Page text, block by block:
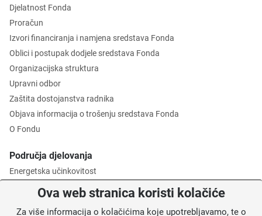
Djelatnost Fonda
Proračun
Izvori financiranja i namjena sredstava Fonda
Oblici i postupak dodjele sredstava Fonda
Organizacijska struktura
Upravni odbor
Zaštita dostojanstva radnika
Objava informacija o trošenju sredstava Fonda
O Fondu
Područja djelovanja
Energetska učinkovitost
Zaštita okolišaOva web stranica koristi kolačiće
Za više informacija o kolačićima koje upotrebljavamo, te o